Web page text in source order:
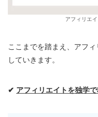
アフィリエ
ここまでを踏まえ、アフ
していきます。
✔ アフィリエイトを独学